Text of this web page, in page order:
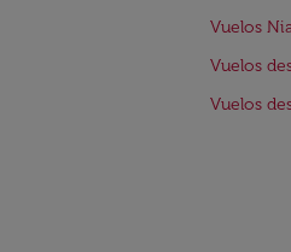
Vuelos
Vuelos
Vuelos